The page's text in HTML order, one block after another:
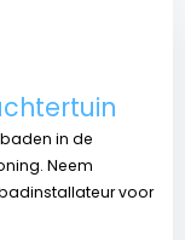
in de
Neem
voor